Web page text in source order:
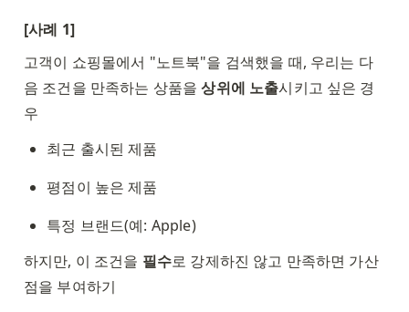
[사례 1]
고객이 쇼핑몰에서 "노트북"을 검색했을 때, 우리는 다
음 조건을 만족하는 상품을 상위에 노출시키고 싶은 경
우
최근 출시된 제품
평점이 높은 제품
특정 브랜드(예: Apple)
하지만, 이 조건을 필수로 강제하진 않고 만족하면 가산
점을 부여하기